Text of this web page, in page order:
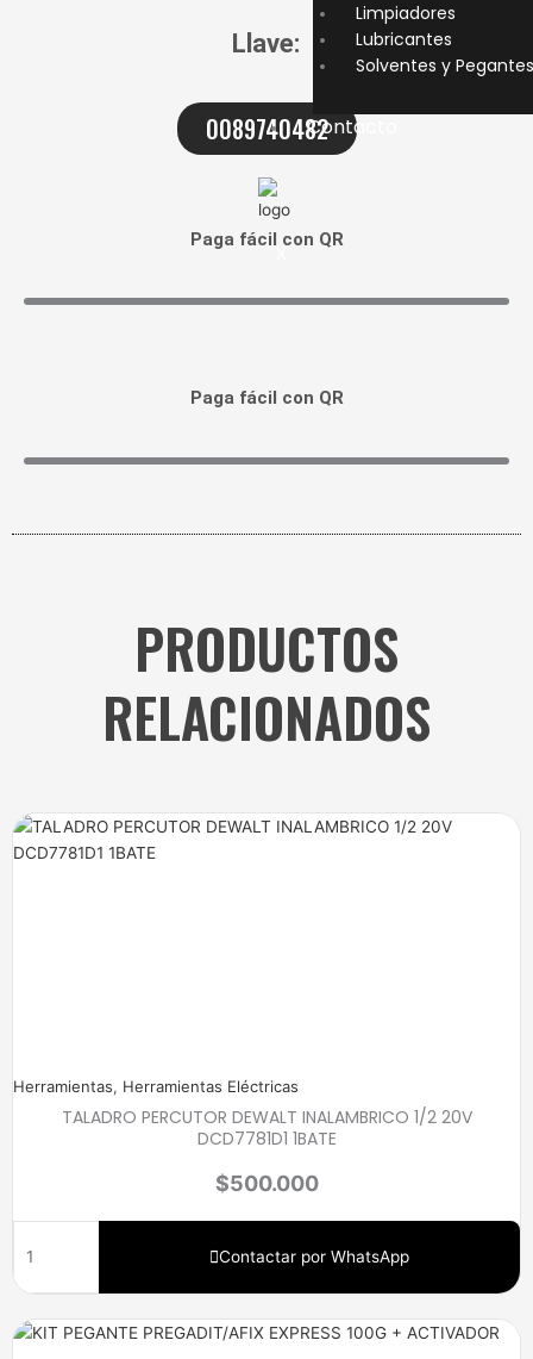
Limpiadores
Lubricantes
Solventes y Pegantes
Contacto
Llave:
0089740482
Paga fácil con QR
Paga fácil con QR
PRODUCTOS
RELACIONADOS
Herramientas, Herramientas Eléctricas
TALADRO PERCUTOR DEWALT INALAMBRICO 1/2 20V
DCD7781D1 1BATE
$500.000
Contactar por WhatsApp